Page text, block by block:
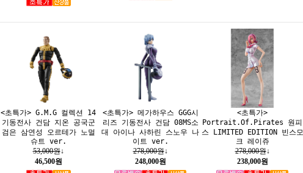
<초특가> G.M.G 컬렉션 14
기동전사 건담 지온 공국군
검은 삼연성 오르테가 노멀
슈트 ver.
53,000원↓
46,500원
<초특가> 메가하우스 GGG시
리즈 기동전사 건담 08MS소
대 아이나 사하린 스노우 나
이트 ver.
278,000원↓
248,000원
<초특가>
Portrait.Of.Pirates 원피
스 LIMITED EDITION 빈스모
크 레이쥬
278,000원↓
238,000원